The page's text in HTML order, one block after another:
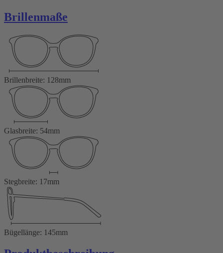
Brillenmaße
Brillenbreite: 128mm
Glasbreite: 54mm
Stegbreite: 17mm
Bügellänge: 145mm